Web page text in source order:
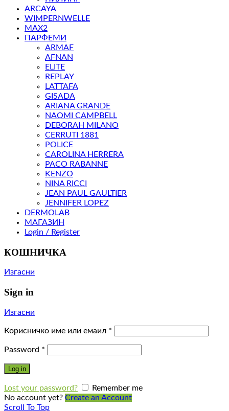
ARCAYA
WIMPERNWELLE
MAX2
ПАРФЕМИ
ARMAF
AFNAN
ELITE
REPLAY
LATTAFA
GISADA
ARIANA GRANDE
NAOMI CAMPBELL
DEBORAH MILANO
CERRUTI 1881
POLICE
CAROLINA HERRERA
PACO RABANNE
KENZO
NINA RICCI
JEAN PAUL GAULTIER
JENNIFER LOPEZ
DERMOLAB
МАГАЗИН
Login / Register
КОШНИЧКА
Изгасни
Sign in
Изгасни
Корисничко име или емаил *
Password *
Log in
Lost your password?
Remember me
No account yet? Create an Account
Scroll To Top